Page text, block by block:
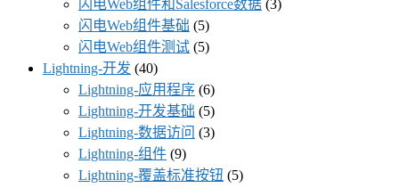
闪电Web组件和Salesforce数据 (3)
闪电Web组件基础 (5)
闪电Web组件测试 (5)
Lightning-开发 (40)
Lightning-应用程序 (6)
Lightning-开发基础 (5)
Lightning-数据访问 (3)
Lightning-组件 (9)
Lightning-覆盖标准按钮 (5)